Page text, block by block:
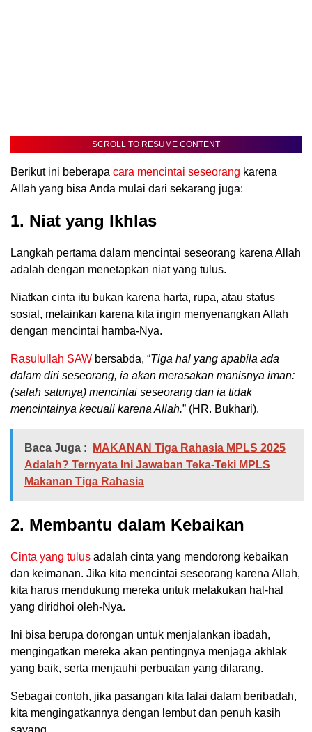
SCROLL TO RESUME CONTENT
Berikut ini beberapa cara mencintai seseorang karena
Allah yang bisa Anda mulai dari sekarang juga:
1. Niat yang Ikhlas
Langkah pertama dalam mencintai seseorang karena Allah
adalah dengan menetapkan niat yang tulus.
Niatkan cinta itu bukan karena harta, rupa, atau status
sosial, melainkan karena kita ingin menyenangkan Allah
dengan mencintai hamba-Nya.
Rasulullah SAW bersabda, “Tiga hal yang apabila ada
dalam diri seseorang, ia akan merasakan manisnya iman:
(salah satunya) mencintai seseorang dan ia tidak
mencintainya kecuali karena Allah.” (HR. Bukhari).
Baca Juga :
MAKANAN Tiga Rahasia MPLS 2025
Adalah? Ternyata Ini Jawaban Teka-Teki MPLS
Makanan Tiga Rahasia
2. Membantu dalam Kebaikan
Cinta yang tulus adalah cinta yang mendorong kebaikan
dan keimanan. Jika kita mencintai seseorang karena Allah,
kita harus mendukung mereka untuk melakukan hal-hal
yang diridhoi oleh-Nya.
Ini bisa berupa dorongan untuk menjalankan ibadah,
mengingatkan mereka akan pentingnya menjaga akhlak
yang baik, serta menjauhi perbuatan yang dilarang.
Sebagai contoh, jika pasangan kita lalai dalam beribadah,
kita mengingatkannya dengan lembut dan penuh kasih